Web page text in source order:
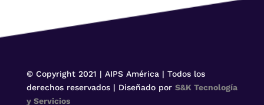
© Copyright 2021 | AIPS América | Todos los
derechos reservados | Diseñado por S&K Tecnología
y Servicios